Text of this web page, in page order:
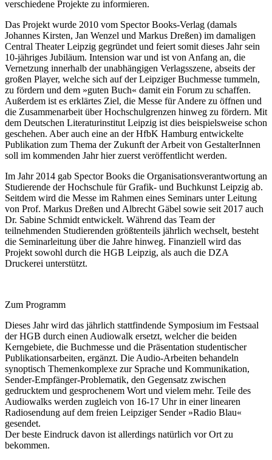
verschiedene Projekte zu informieren.
Das Projekt wurde 2010 vom Spector Books-Verlag (damals
Johannes Kirsten, Jan Wenzel und Markus Dreßen) im damaligen
Central Theater Leipzig gegründet und feiert somit dieses Jahr sein
10-jähriges Jubiläum. Intension war und ist von Anfang an, die
Vernetzung innerhalb der unabhängigen Verlagsszene, abseits der
großen Player, welche sich auf der Leipziger Buchmesse tummeln,
zu fördern und dem »guten Buch« damit ein Forum zu schaffen.
Außerdem ist es erklärtes Ziel, die Messe für Andere zu öffnen und
die Zusammenarbeit über Hochschulgrenzen hinweg zu fördern. Mit
dem Deutschen Literaturinstitut Leipzig ist dies beispielsweise schon
geschehen. Aber auch eine an der HfbK Hamburg entwickelte
Publikation zum Thema der Zukunft der Arbeit von GestalterInnen
soll im kommenden Jahr hier zuerst veröffentlicht werden.
Im Jahr 2014 gab Spector Books die Organisationsverantwortung an
Studierende der Hochschule für Grafik- und Buchkunst Leipzig ab.
Seitdem wird die Messe im Rahmen eines Seminars unter Leitung
von Prof. Markus Dreßen und Albrecht Gäbel sowie seit 2017 auch
Dr. Sabine Schmidt entwickelt. Während das Team der
teilnehmenden Studierenden größtenteils jährlich wechselt, besteht
die Seminarleitung über die Jahre hinweg. Finanziell wird das
Projekt sowohl durch die HGB Leipzig, als auch die DZA
Druckerei unterstützt.
Zum Programm
Dieses Jahr wird das jährlich stattfindende Symposium im Festsaal
der HGB durch einen Audiowalk ersetzt, welcher die beiden
Kerngebiete, die Buchmesse und die Präsentation studentischer
Publikationsarbeiten, ergänzt. Die Audio-Arbeiten behandeln
synoptisch Themenkomplexe zur Sprache und Kommunikation,
Sender-Empfänger-Problematik, den Gegensatz zwischen
gedrucktem und gesprochenem Wort und vielem mehr. Teile des
Audiowalks werden zugleich von 16-17 Uhr in einer linearen
Radiosendung auf dem freien Leipziger Sender »Radio Blau«
gesendet.
Der beste Eindruck davon ist allerdings natürlich vor Ort zu
bekommen.